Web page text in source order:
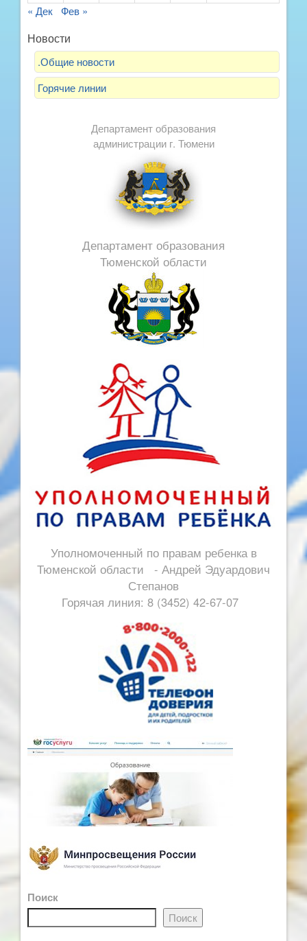
« Дек Фев »
Новости
.Общие новости
Горячие линии
Департамент образования
администрации г. Тюмени
Департамент образования
Тюменской области
Уполномоченный по правам ребенка в
Тюменской области - Андрей Эдуардович
Степанов
Горячая линия: 8 (3452) 42-67-07
Поиск
Поиск